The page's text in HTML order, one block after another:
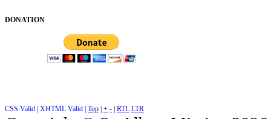
DONATION
CSS Valid | XHTML Valid | Top + - RTL LTR